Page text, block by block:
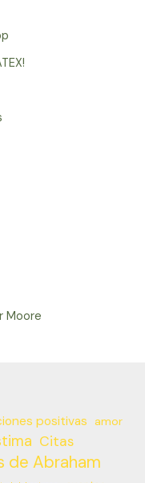
Moore
positivas
amor
Citas
de Abraham